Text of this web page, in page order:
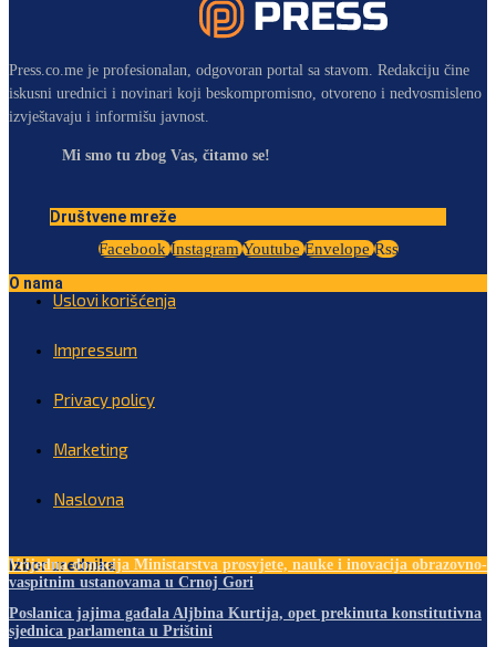
Press.co.me je profesionalan, odgovoran portal sa stavom. Redakciju čine
iskusni urednici i novinari koji beskompromisno, otvoreno i nedvosmisleno
izvještavaju i informišu javnost.
Mi smo tu zbog Vas, čitamo se!
Društvene mreže
Facebook Instagram Youtube Envelope Rss
O nama
Uslovi korišćenja
Impressum
Privacy policy
Marketing
Naslovna
Izbor urednika
Vrijedna donacija Ministarstva prosvjete, nauke i inovacija obrazovno-
vaspitnim ustanovama u Crnoj Gori
Poslanica jajima gađala Aljbina Kurtija, opet prekinuta konstitutivna
sjednica parlamenta u Prištini